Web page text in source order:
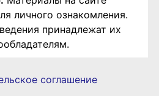
личного ознакомления.
принадлежат их
соглашение